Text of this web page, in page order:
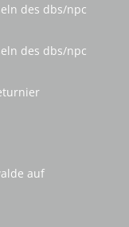
des dbs/npc
des dbs/npc
auf